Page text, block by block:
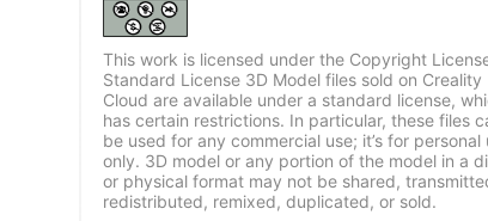
This work is licensed under the Copyright
Standard License 3D Model files sold on Creality
Cloud are available under a standard license,
has certain restrictions. In particular, these files
be used for any commercial use; it’s for personal
only. 3D model or any portion of the model in a
or physical format may not be shared,
redistributed, remixed, duplicated, or sold.